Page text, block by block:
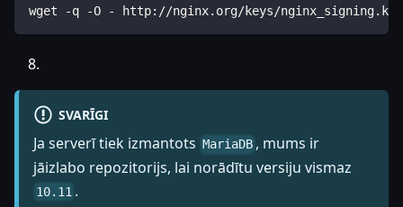
wget -q -O - http://nginx.org/keys/
SVARĪGI
Ja serverī tiek izmantots MariaDB , mums ir
jāizlabo repozitorijs, lai norādītu versiju vismaz
10.11 .